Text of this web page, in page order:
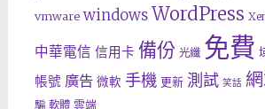
vmware windows WordPress
中華電信 信用卡 備份 光纖 免費
帳號 廣告 微軟 手機 更新 測試 笑話
騙 軟體 雲端